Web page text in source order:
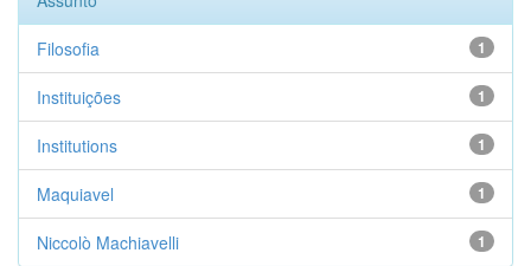
1
Filosofia
1
Instituições
1
Institutions
1
Maquiavel
1
Niccolò Machiavelli